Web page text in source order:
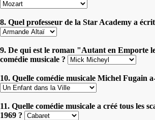
8. Quel professeur de la Star Academy a
9. De qui est le roman "Autant en Emporte
comédie musicale ?
10. Quelle comédie musicale Michel Fugain
11. Quelle comédie musicale a créé tous les
1969 ?